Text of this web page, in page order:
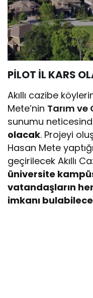
PİLOT İL KARS
Akıllı cazibe
Mete’nin Tarım ve
sunumu
olacak. Projeyi
Hasan Mete
geçirilecek Akıllı
üniversite
vatandaşların
imkanı